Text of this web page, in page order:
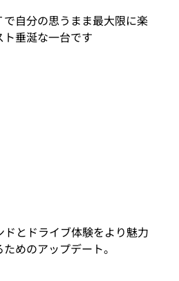
自分の思うまま最大限に楽
垂涎な一台です
ドとドライブ体験をより魅力
めのアップデート。